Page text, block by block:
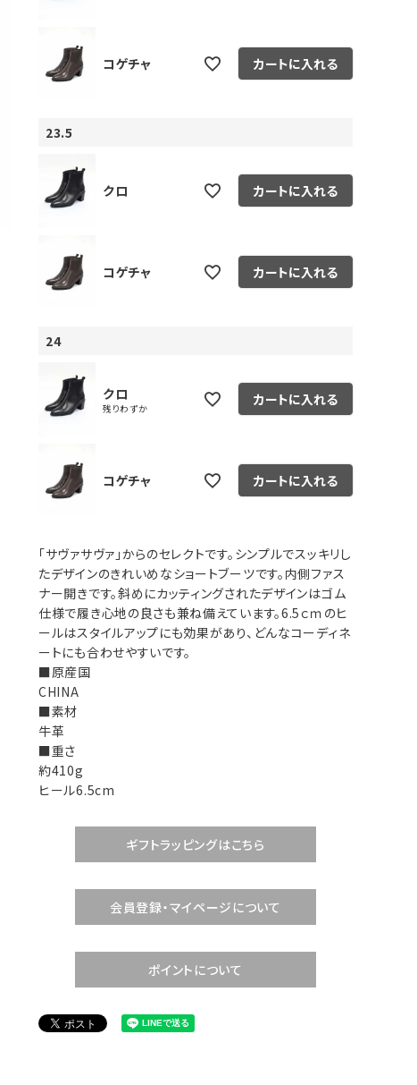
コゲチャ カートに入れる
23.5
クロ カートに入れる
コゲチャ カートに入れる
24
クロ
残りわずか
カートに入れる
コゲチャ カートに入れる
「サヴァサヴァ」からのセレクトです。シンプルでスッキリし
たデザインのきれいめなショートブーツです。内側ファス
ナー開きです。斜めにカッティングされたデザインはゴム
仕様で履き心地の良さも兼ね備えています。6.5ｃｍのヒ
ールはスタイルアップにも効果があり、どんなコーディネ
ートにも合わせやすいです。
■原産国
CHINA
■素材
牛革
■重さ
約410g
ヒール6.5cm
ギフトラッピングはこちら
会員登録・マイページについて
ポイントについて